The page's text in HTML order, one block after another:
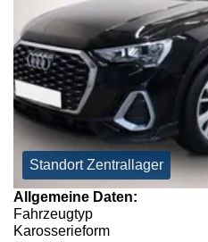
Standort Zentrallager
Allgemeine Daten:
Fahrzeugtyp
Karosserieform